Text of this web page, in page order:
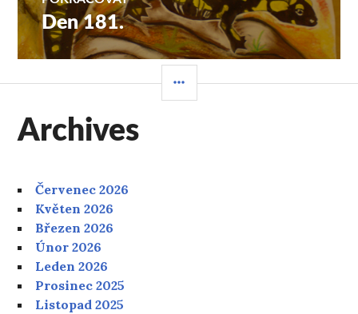
Následující
příspěvek:
Den 181.
PANEL
Archives
Červenec 2026
Květen 2026
Březen 2026
Únor 2026
Leden 2026
Prosinec 2025
Listopad 2025